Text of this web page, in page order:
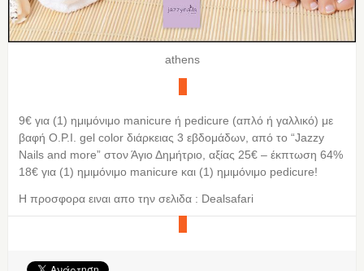
athens
9€ για (1) ημιμόνιμο manicure ή pedicure (απλό ή γαλλικό) με
βαφή O.P.I. gel color διάρκειας 3 εβδομάδων, από το “Jazzy
Nails and more” στον Άγιο Δημήτριο, αξίας 25€ – έκπτωση 64%
18€ για (1) ημιμόνιμο manicure και (1) ημιμόνιμο pedicure!
Η προσφορα ειναι απο την σελιδα : Dealsafari